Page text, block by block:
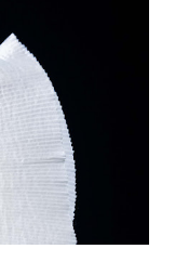
ο
η
Στέργιος
Βοηθός
τα βιβλία
του Στάθη